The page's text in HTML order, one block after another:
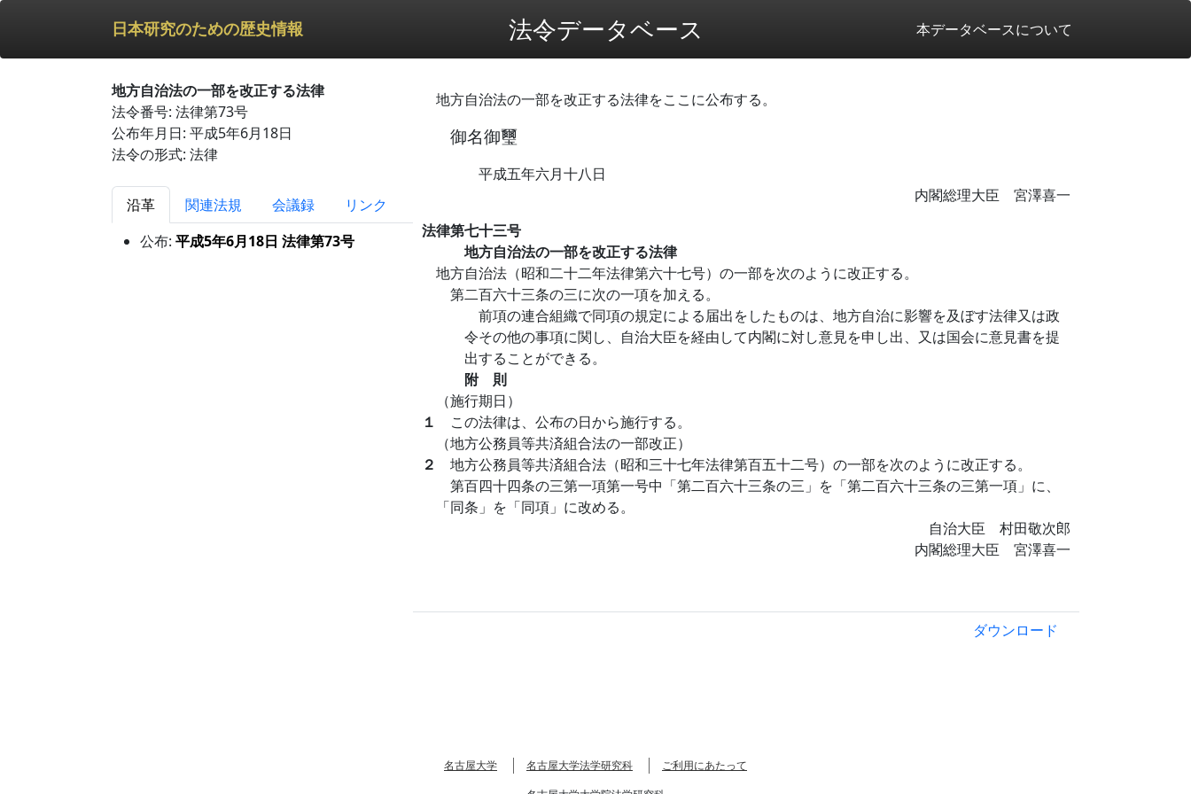
日本研究のための歴史情報 法令データベース 本データベースについて
地方自治法の一部を改正する法律
法令番号: 法律第73号
公布年月日: 平成5年6月18日
法令の形式: 法律
沿革 関連法規 会議録
リンク
公布: 平成5年6月18日 法律第73号
地方自治法の一部を改正する法律をここに公布する。
御名御璽
平成五年六月十八日
内閣総理大臣 宮澤喜一
法律第七十三号
地方自治法の一部を改正する法律
地方自治法（昭和二十二年法律第六十七号）の一部を次のように改正する。
第二百六十三条の三に次の一項を加える。
前項の連合組織で同項の規定による届出をしたものは、地方自治に影響を及ぼす法律又は政
令その他の事項に関し、自治大臣を経由して内閣に対し意見を申し出、又は国会に意見書を提
出することができる。
附 則
（施行期日）
１ この法律は、公布の日から施行する。
（地方公務員等共済組合法の一部改正）
２ 地方公務員等共済組合法（昭和三十七年法律第百五十二号）の一部を次のように改正する。
第百四十四条の三第一項第一号中「第二百六十三条の三」を「第二百六十三条の三第一項」に、
「同条」を「同項」に改める。
自治大臣 村田敬次郎
内閣総理大臣 宮澤喜一
ダウンロード
名古屋大学 名古屋大学法学研究科
ご利用にあたって